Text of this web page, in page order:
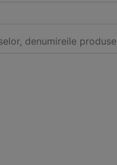
denumireile